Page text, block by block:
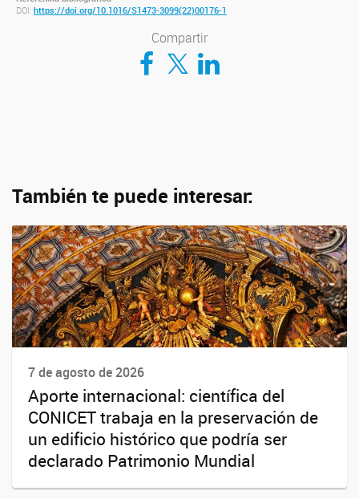
DOI: https://doi.org/10.1016/S1473-3099(22)00176-1
Compartir
Compartir en Facebook
Compartir en TwitterCompartir en LinkedIn
También te puede interesar:
7 de agosto de 2026
Aporte internacional: científica del
CONICET trabaja en la preservación de
un edificio histórico que podría ser
declarado Patrimonio Mundial